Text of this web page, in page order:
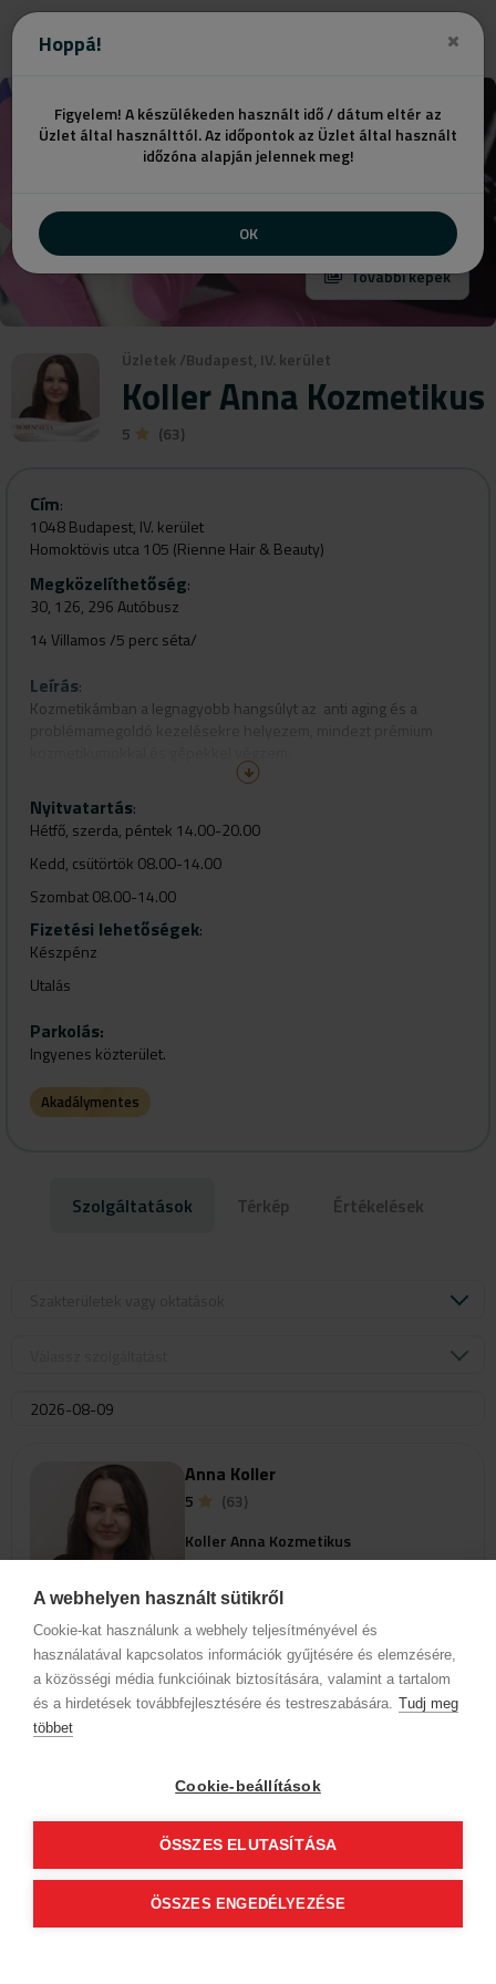
Hoppá!
Figyelem! A készülékeden használt idő / dátum eltér az
Üzlet által használttól. Az időpontok az Üzlet által használt
időzóna alapján jelennek meg!
OK
A webhelyen használt sütikről
Cookie-kat használunk a webhely teljesítményével és
használatával kapcsolatos információk gyűjtésére és elemzésére,
a közösségi média funkcióinak biztosítására, valamint a tartalom
és a hirdetések továbbfejlesztésére és testreszabására. Tudj meg
többet
Cookie-beállítások
ÖSSZES ELUTASÍTÁSA
ÖSSZES ENGEDÉLYEZÉSE
Üzletek /Budapest, IV. kerület
Koller Anna Kozmetikus
5 (63)
További képek
Cím:
1048 Budapest, IV. kerület
Homoktövis utca 105 (Rienne Hair & Beauty)
Megközelíthetőség:
30, 126, 296 Autóbusz
14 Villamos /5 perc séta/
Leírás:
Kozmetikámban a legnagyobb hangsúlyt az anti aging és a
Folyamatosan képzem magam, hogy elsajátíthassam a legújabb
kozmetikai kezeléseket és eljárásokat.
Több professzionális termékcsaláddal dolgozom, hogy minden
vendég számára a legjobb kezelést nyújthassam.
Kozmetikám csendes zöldövezetben helyezkedik el, ahol a
parkolás ingyenes.
Nyitvatartás:
Hétfő, szerda, péntek 14.00-20.00
Kedd, csütörtök 08.00-14.00
Szombat 08.00-14.00
Fizetési lehetőségek:
Készpénz
Utalás
Parkolás:
Ingyenes közterület.
Akadálymentes
Szolgáltatások Térkép Értékelések
Szolgáltatások
Anna Koller
5
(63)
Koller Anna Kozmetikus
1048 Budapest, IV. kerület
Homoktövis utca 105 (Rienne Hair &
Beauty)
Cégadatok BWNET adatkezelési tájékoztató
Magatartási kódex Kapcsolat
Partnereink ÁSZF (üzleti) ÁSZF (szalonkereső - foglalás)